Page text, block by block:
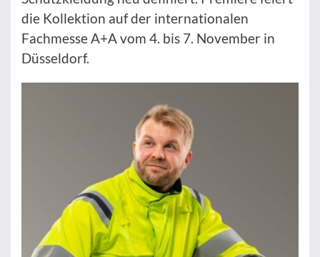
die Kollektion auf der internationalen
Fachmesse A+A vom 4. bis 7. November in
Düsseldorf.